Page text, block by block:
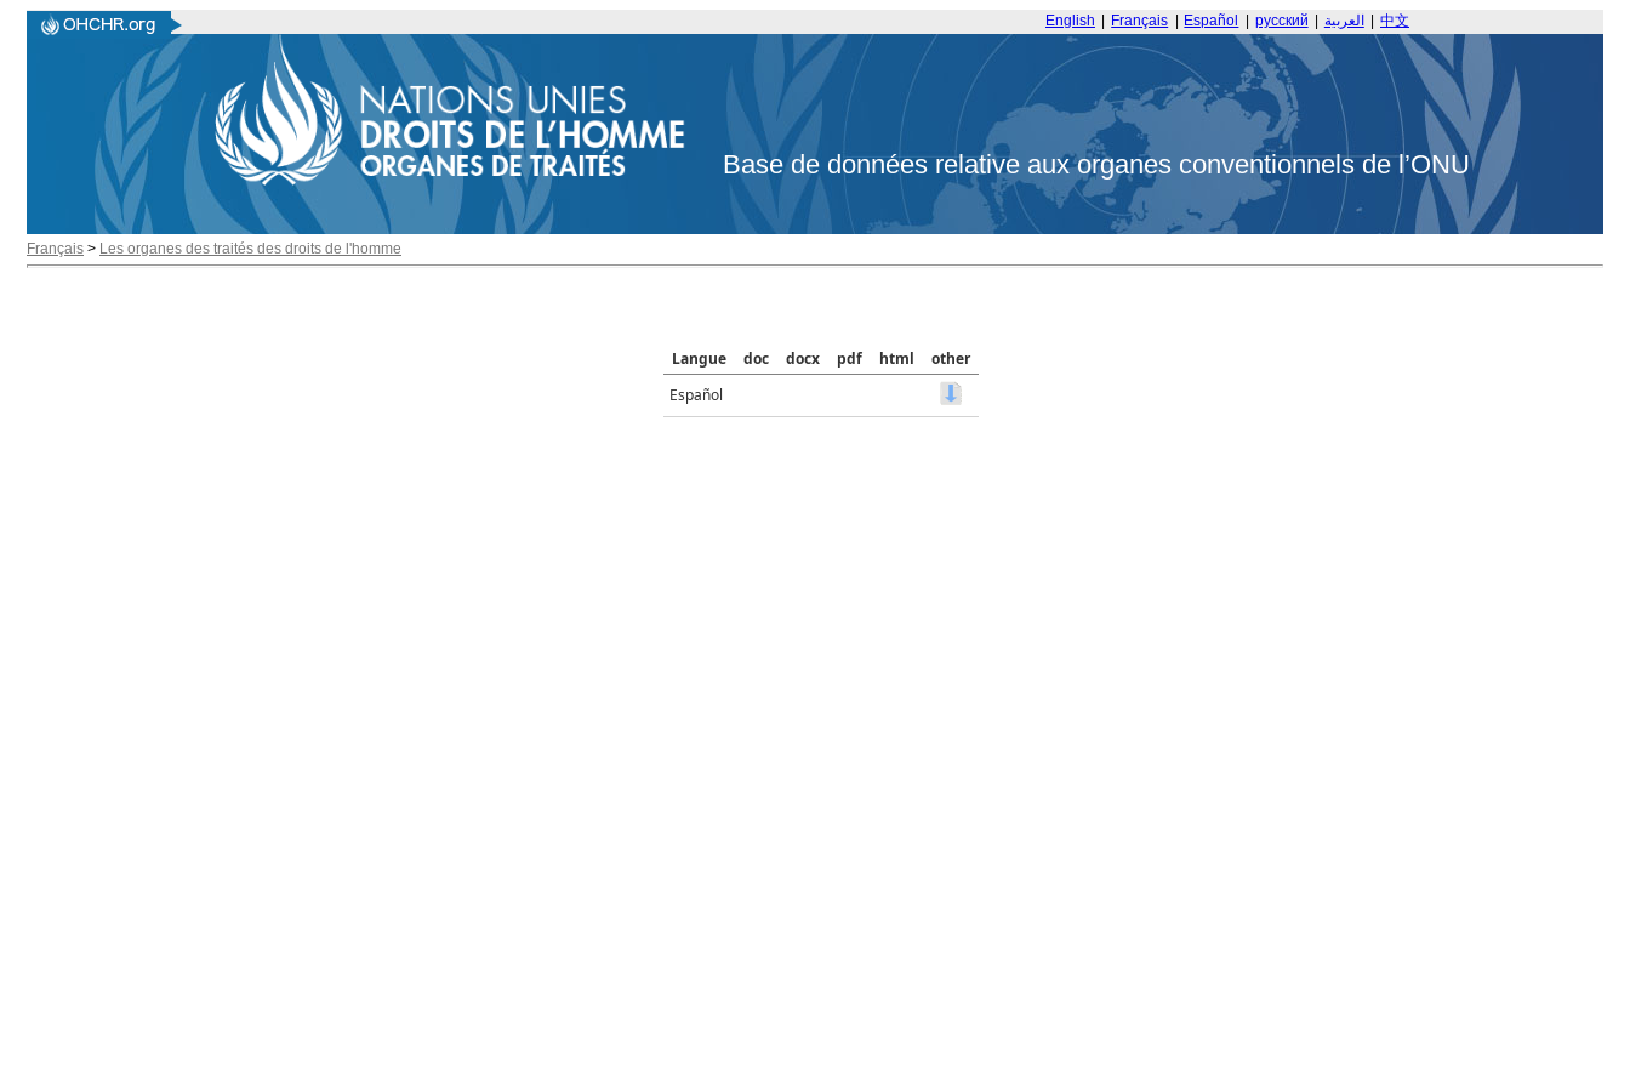
English Français Español русский العربية 中文
Base de données relative aux organes conventionnels de l’ONU
Français > Les organes des traités des droits de l'homme
Langue doc docx pdf html
other
Español